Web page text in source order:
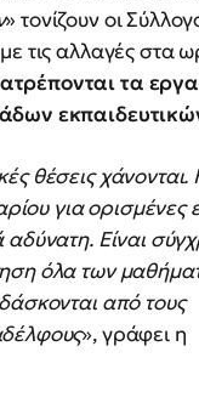
» τονίζουν οι
τις αλλαγές στα
τα
θέσεις χάνονται.
για ορισμένες
αδύνατη. Είναι
όλα των
από τους
», γράφει η